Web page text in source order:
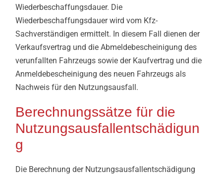
Wiederbeschaffungsdauer. Die
Wiederbeschaffungsdauer wird vom Kfz-
Sachverständigen ermittelt. In diesem Fall dienen der
Verkaufsvertrag und die Abmeldebescheinigung des
verunfallten Fahrzeugs sowie der Kaufvertrag und die
Anmeldebescheinigung des neuen Fahrzeugs als
Nachweis für den Nutzungsausfall.
Berechnungssätze für die
Nutzungsausfallentschädigun
g
Die Berechnung der Nutzungsausfallentschädigung